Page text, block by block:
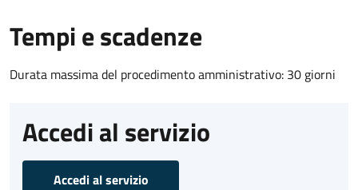
Tempi e scadenze
Durata massima del procedimento amministrativo: 30 giorni
Accedi al servizio
Accedi al servizio